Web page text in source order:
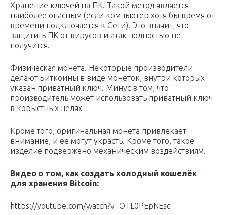
Хранение ключей на ПК. Такой метод является
наиболее опасным (если компьютер хотя бы время от
времени подключается к Сети). Это значит, что
защитить ПК от вирусов и атак полностью не
получится.
Физическая монета. Некоторые производители
делают Биткоины в виде монеток, внутри которых
указан приватный ключ. Минус в том, что
производитель может использовать приватный ключ
в корыстных целях
Кроме того, оригинальная монета привлекает
внимание, и её могут украсть. Кроме того, такое
изделие подвержено механическим воздействиям.
Видео о том, как создать холодный кошелёк
для хранения Bitcoin:
https://youtube.com/watch?v=OTL0PEpNEsc